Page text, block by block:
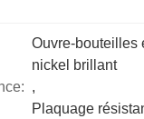
Ouvre-bouteilles
nickel brillant
,
Plaquage